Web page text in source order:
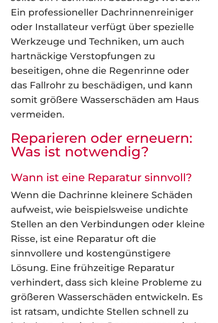
Ein professioneller Dachrinnenreiniger
oder Installateur verfügt über spezielle
Werkzeuge und Techniken, um auch
hartnäckige Verstopfungen zu
beseitigen, ohne die Regenrinne oder
das Fallrohr zu beschädigen, und kann
somit größere Wasserschäden am Haus
vermeiden.
Reparieren oder erneuern:
Was ist notwendig?
Wann ist eine Reparatur sinnvoll?
Wenn die Dachrinne kleinere Schäden
aufweist, wie beispielsweise undichte
Stellen an den Verbindungen oder kleine
Risse, ist eine Reparatur oft die
sinnvollere und kostengünstigere
Lösung. Eine frühzeitige Reparatur
verhindert, dass sich kleine Probleme zu
größeren Wasserschäden entwickeln. Es
ist ratsam, undichte Stellen schnell zu